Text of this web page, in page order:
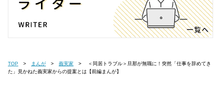
TOP まんが 義実家
た」見かねた義実家からの提案とは【前編まんが】